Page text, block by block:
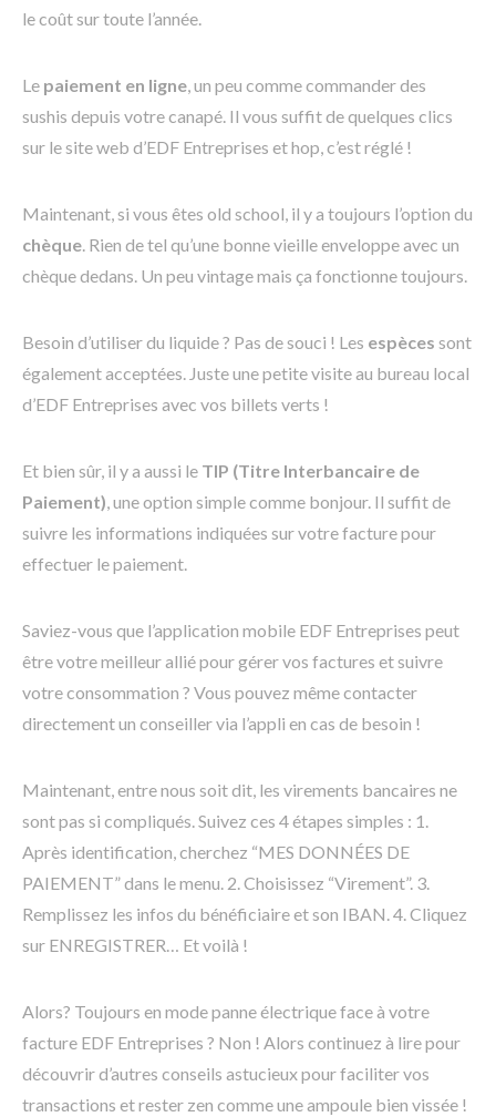
le coût sur toute l’année.
Le paiement en ligne, un peu comme commander des
sushis depuis votre canapé. Il vous suffit de quelques clics
sur le site web d’EDF Entreprises et hop, c’est réglé !
Maintenant, si vous êtes old school, il y a toujours l’option du
chèque. Rien de tel qu’une bonne vieille enveloppe avec un
chèque dedans. Un peu vintage mais ça fonctionne toujours.
Besoin d’utiliser du liquide ? Pas de souci ! Les espèces sont
également acceptées. Juste une petite visite au bureau local
d’EDF Entreprises avec vos billets verts !
Et bien sûr, il y a aussi le TIP (Titre Interbancaire de
Paiement), une option simple comme bonjour. Il suffit de
suivre les informations indiquées sur votre facture pour
effectuer le paiement.
Saviez-vous que l’application mobile EDF Entreprises peut
être votre meilleur allié pour gérer vos factures et suivre
votre consommation ? Vous pouvez même contacter
directement un conseiller via l’appli en cas de besoin !
Maintenant, entre nous soit dit, les virements bancaires ne
sont pas si compliqués. Suivez ces 4 étapes simples : 1.
Après identification, cherchez “MES DONNÉES DE
PAIEMENT” dans le menu. 2. Choisissez “Virement”. 3.
Remplissez les infos du bénéficiaire et son IBAN. 4. Cliquez
sur ENREGISTRER… Et voilà !
Alors? Toujours en mode panne électrique face à votre
facture EDF Entreprises ? Non ! Alors continuez à lire pour
découvrir d’autres conseils astucieux pour faciliter vos
transactions et rester zen comme une ampoule bien vissée !